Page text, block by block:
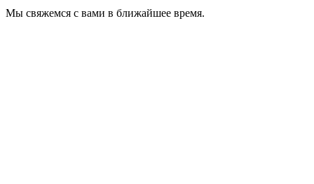
Мы свяжемся с вами в ближайшее время.